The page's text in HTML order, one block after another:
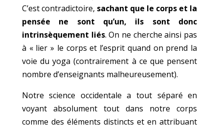
C’est contradictoire, sachant que le corps et la
pensée ne sont qu’un, ils sont donc
intrinsèquement liés. On ne cherche ainsi pas
à « lier » le corps et l’esprit quand on prend la
voie du yoga (contrairement à ce que pensent
nombre d’enseignants malheureusement).
Notre science occidentale a tout séparé en
voyant absolument tout dans notre corps
comme des éléments distincts et en attribuant